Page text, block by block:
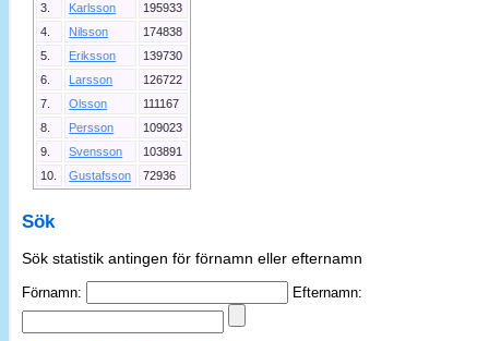
3.
Karlsson
195933
4.
Nilsson
174838
5.
Eriksson
139730
6.
Larsson
126722
7.
Olsson
111167
8.
Persson
109023
9.
Svensson
103891
10.
Gustafsson 72936
Sök
Sök statistik antingen för förnamn eller efternamn
Förnamn: Efternamn: